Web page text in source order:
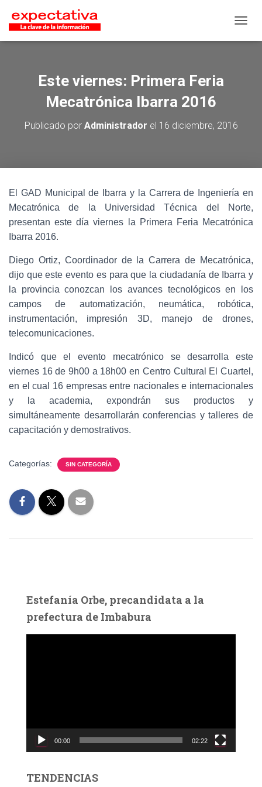
Este viernes: Primera Feria
Mecatrónica Ibarra 2016
Publicado por Administrador el 16 diciembre, 2016
El GAD Municipal de Ibarra y la Carrera de Ingeniería en
Mecatrónica de la Universidad Técnica del Norte,
presentan este día viernes la Primera Feria Mecatrónica
Ibarra 2016.
Diego Ortiz, Coordinador de la Carrera de Mecatrónica,
dijo que este evento es para que la ciudadanía de Ibarra y
la provincia conozcan los avances tecnológicos en los
campos de automatización, neumática, robótica,
instrumentación, impresión 3D, manejo de drones,
telecomunicaciones.
Indicó que el evento mecatrónico se desarrolla este
viernes 16 de 9h00 a 18h00 en Centro Cultural El Cuartel,
en el cual 16 empresas entre nacionales e internacionales
y la academia, expondrán sus productos y
simultáneamente desarrollarán conferencias y talleres de
capacitación y demostrativos.
Categorías: SIN CATEGORÍA
Estefanía Orbe, precandidata a la
prefectura de Imbabura
c
d
00:00 02:22
TENDENCIAS